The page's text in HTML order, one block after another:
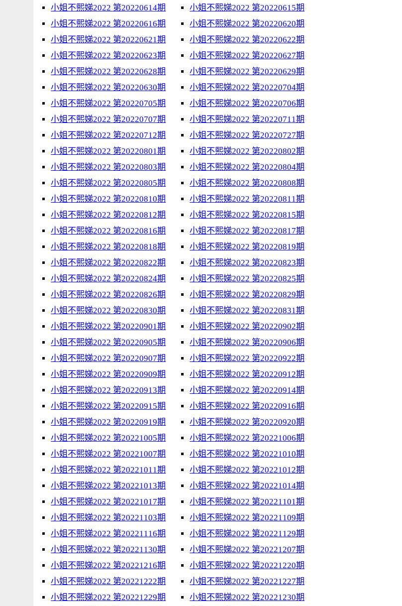
小姐不熙娣2022 第20220614期
小姐不熙娣2022 第20220615期
小姐不熙娣2022 第20220616期
小姐不熙娣2022 第20220620期
小姐不熙娣2022 第20220621期
小姐不熙娣2022 第20220622期
小姐不熙娣2022 第20220623期
小姐不熙娣2022 第20220627期
小姐不熙娣2022 第20220628期
小姐不熙娣2022 第20220629期
小姐不熙娣2022 第20220630期
小姐不熙娣2022 第20220704期
小姐不熙娣2022 第20220705期
小姐不熙娣2022 第20220706期
小姐不熙娣2022 第20220707期
小姐不熙娣2022 第20220711期
小姐不熙娣2022 第20220712期
小姐不熙娣2022 第20220727期
小姐不熙娣2022 第20220801期
小姐不熙娣2022 第20220802期
小姐不熙娣2022 第20220803期
小姐不熙娣2022 第20220804期
小姐不熙娣2022 第20220805期
小姐不熙娣2022 第20220808期
小姐不熙娣2022 第20220810期
小姐不熙娣2022 第20220811期
小姐不熙娣2022 第20220812期
小姐不熙娣2022 第20220815期
小姐不熙娣2022 第20220816期
小姐不熙娣2022 第20220817期
小姐不熙娣2022 第20220818期
小姐不熙娣2022 第20220819期
小姐不熙娣2022 第20220822期
小姐不熙娣2022 第20220823期
小姐不熙娣2022 第20220824期
小姐不熙娣2022 第20220825期
小姐不熙娣2022 第20220826期
小姐不熙娣2022 第20220829期
小姐不熙娣2022 第20220830期
小姐不熙娣2022 第20220831期
小姐不熙娣2022 第20220901期
小姐不熙娣2022 第20220902期
小姐不熙娣2022 第20220905期
小姐不熙娣2022 第20220906期
小姐不熙娣2022 第20220907期
小姐不熙娣2022 第20220922期
小姐不熙娣2022 第20220909期
小姐不熙娣2022 第20220912期
小姐不熙娣2022 第20220913期
小姐不熙娣2022 第20220914期
小姐不熙娣2022 第20220915期
小姐不熙娣2022 第20220916期
小姐不熙娣2022 第20220919期
小姐不熙娣2022 第20220920期
小姐不熙娣2022 第20221005期
小姐不熙娣2022 第20221006期
小姐不熙娣2022 第20221007期
小姐不熙娣2022 第20221010期
小姐不熙娣2022 第20221011期
小姐不熙娣2022 第20221012期
小姐不熙娣2022 第20221013期
小姐不熙娣2022 第20221014期
小姐不熙娣2022 第20221017期
小姐不熙娣2022 第20221101期
小姐不熙娣2022 第20221103期
小姐不熙娣2022 第20221109期
小姐不熙娣2022 第20221116期
小姐不熙娣2022 第20221129期
小姐不熙娣2022 第20221130期
小姐不熙娣2022 第20221207期
小姐不熙娣2022 第20221216期
小姐不熙娣2022 第20221220期
小姐不熙娣2022 第20221222期
小姐不熙娣2022 第20221227期
小姐不熙娣2022 第20221229期
小姐不熙娣2022 第20221230期